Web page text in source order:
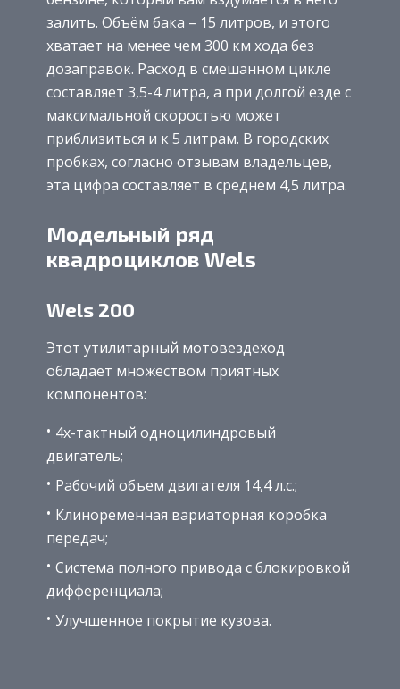
залить. Объём бака – 15 литров, и этого
хватает на менее чем 300 км хода без
дозаправок. Расход в смешанном цикле
составляет 3,5-4 литра, а при долгой езде с
максимальной скоростью может
приблизиться и к 5 литрам. В городских
пробках, согласно отзывам владельцев,
эта цифра составляет в среднем 4,5 литра.
Модельный ряд
квадроциклов Wels
Wels 200
Этот утилитарный мотовездеход
обладает множеством приятных
компонентов:
4х-тактный одноцилиндровый
двигатель;
Рабочий объем двигателя 14,4 л.с.;
Клиноременная вариаторная коробка
передач;
Система полного привода с блокировкой
дифференциала;
Улучшенное покрытие кузова.